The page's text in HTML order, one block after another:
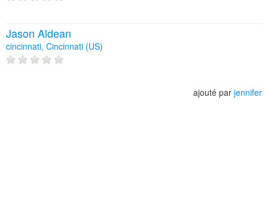
Jason Aldean
cincinnati, Cincinnati (US)
ajouté par jennifer